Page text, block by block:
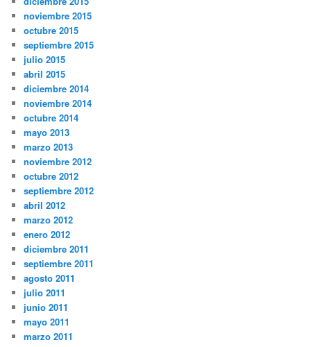
noviembre 2015
octubre 2015
septiembre 2015
julio 2015
abril 2015
diciembre 2014
noviembre 2014
octubre 2014
mayo 2013
marzo 2013
noviembre 2012
octubre 2012
septiembre 2012
abril 2012
marzo 2012
enero 2012
diciembre 2011
septiembre 2011
agosto 2011
julio 2011
junio 2011
mayo 2011
marzo 2011